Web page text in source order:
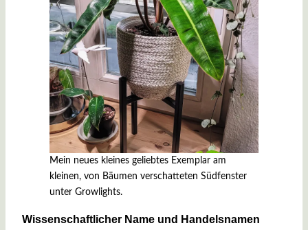
Mein neues kleines geliebtes Exemplar am
kleinen, von Bäumen verschatteten Südfenster
unter Growlights.
Wissenschaftlicher Name und Handelsnamen